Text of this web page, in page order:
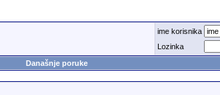
ime korisnika
Lozinka
Današnje poruke